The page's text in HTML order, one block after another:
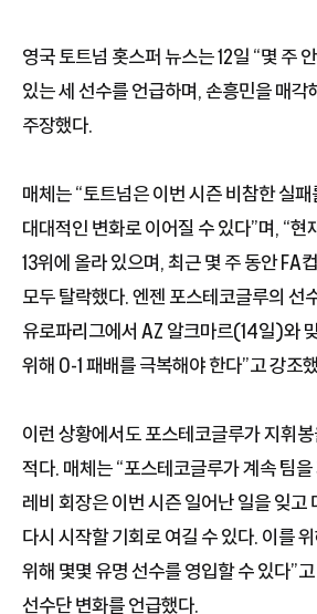
영국 토트넘 홋스퍼 뉴스는 12일 “몇 주
있는 세 선수를 언급하며, 손흥민을 매각
주장했다.
매체는 “토트넘은 이번 시즌 비참한 실
대대적인 변화로 이어질 수 있다”며, “현
13위에 올라 있으며, 최근 몇 주 동안 FA
모두 탈락했다. 엔젠 포스테코글루의 선
유로파리그에서 AZ 알크마르(14일)와
위해 0-1 패배를 극복해야 한다”고 강조
이런 상황에서도 포스테코글루가 지휘
적다. 매체는 “포스테코글루가 계속 팀
레비 회장은 이번 시즌 일어난 일을 잊고
다시 시작할 기회로 여길 수 있다. 이를
위해 몇몇 유명 선수를 영입할 수 있다”
선수단 변화를 언급했다.